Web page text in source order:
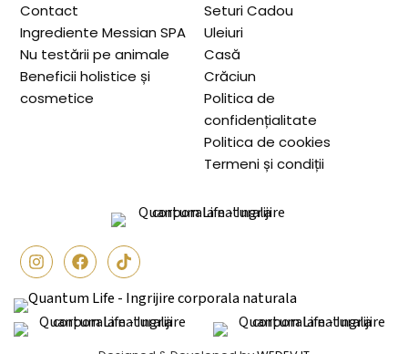
I
n
s
t
a
g
F
a
c
e
b
o
Q
u
a
n
t
u
Contact
Ingrediente Messian SPA
Nu testării pe animale
Beneficii holistice și
cosmetice
Seturi Cadou
Uleiuri
Casă
Crăciun
Politica de
confidențialitate
Politica de cookies
Termeni și condiții